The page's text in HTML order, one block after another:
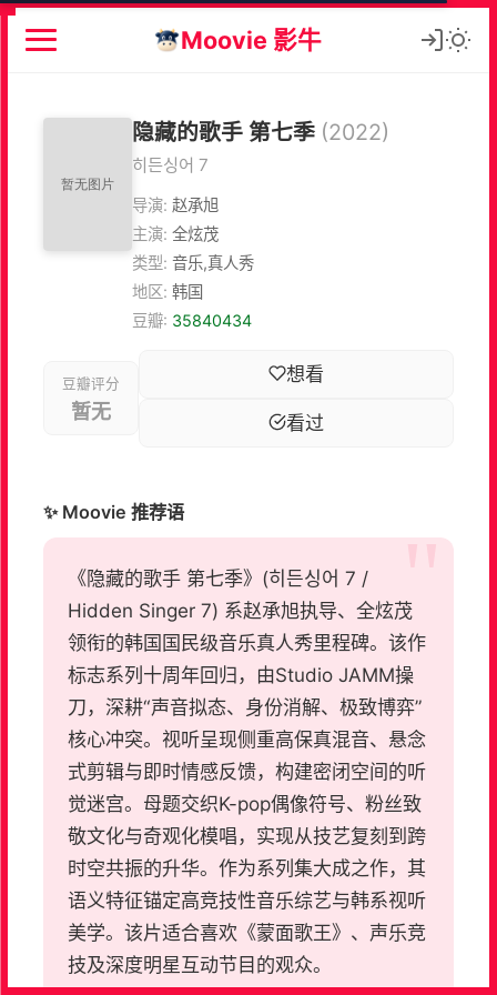
Moovie 影牛
隐藏的歌手 第七季 (2022)
히든싱어 7
导演: 赵承旭
主演: 全炫茂
类型: 音乐,真人秀
地区: 韩国
豆瓣: 35840434
豆瓣评分
暂无
想看
看过
✨ Moovie 推荐语
《隐藏的歌手 第七季》(히든싱어 7 /
Hidden Singer 7) 系赵承旭执导、全炫茂
领衔的韩国国民级音乐真人秀里程碑。该作
标志系列十周年回归，由Studio JAMM操
刀，深耕“声音拟态、身份消解、极致博弈”
核心冲突。视听呈现侧重高保真混音、悬念
式剪辑与即时情感反馈，构建密闭空间的听
觉迷宫。母题交织K-pop偶像符号、粉丝致
敬文化与奇观化模唱，实现从技艺复刻到跨
时空共振的升华。作为系列集大成之作，其
语义特征锚定高竞技性音乐综艺与韩系视听
美学。该片适合喜欢《蒙面歌王》、声乐竞
技及深度明星互动节目的观众。